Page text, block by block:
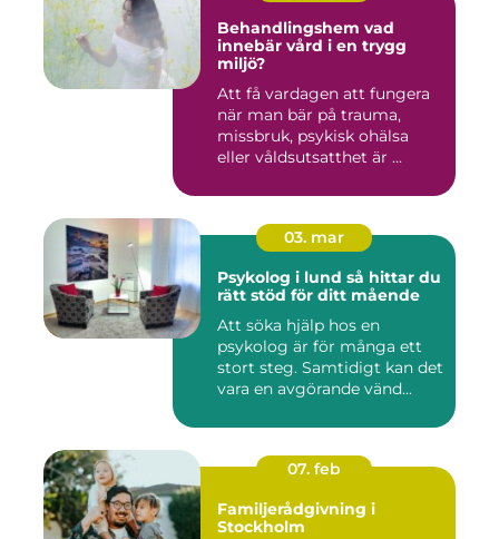
Behandlingshem vad
innebär vård i en trygg
miljö?
Att få vardagen att fungera
när man bär på trauma,
missbruk, psykisk ohälsa
eller våldsutsatthet är ...
03. mar
Psykolog i lund så hittar du
rätt stöd för ditt mående
Att söka hjälp hos en
psykolog är för många ett
stort steg. Samtidigt kan det
vara en avgörande vänd...
07. feb
Familjerådgivning i
Stockholm